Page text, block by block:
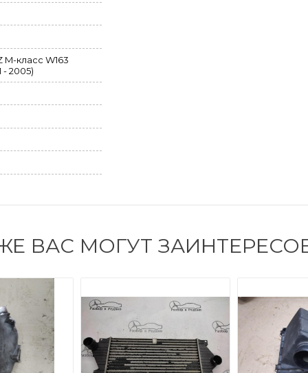
M-класс W163
- 2005)
ВАС МОГУТ